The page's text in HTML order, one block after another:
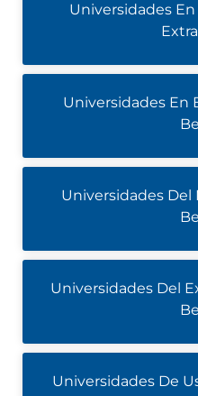
Universidades En
Universidades En
Universidades Del
Universidades Del
Universidades De